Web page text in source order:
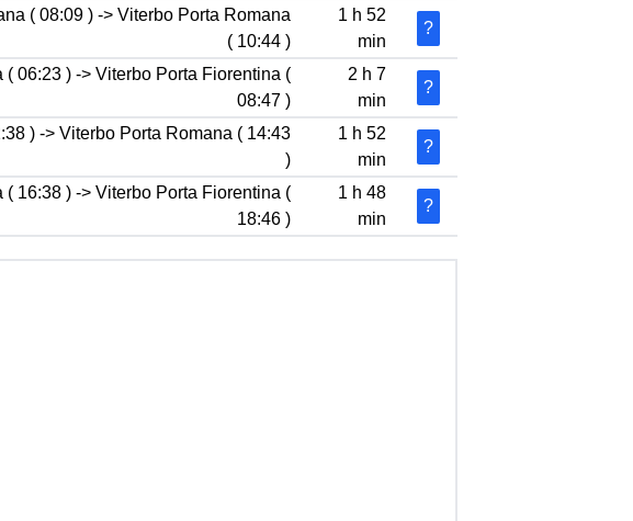
( 08:09 ) -> Viterbo Porta Romana
( 10:44 )
1 h 52
min
?
( 06:23 ) -> Viterbo Porta Fiorentina (
08:47 )
2 h 7
min
?
) -> Viterbo Porta Romana ( 14:43
)
1 h 52
min
?
( 16:38 ) -> Viterbo Porta Fiorentina (
18:46 )
1 h 48
min
?